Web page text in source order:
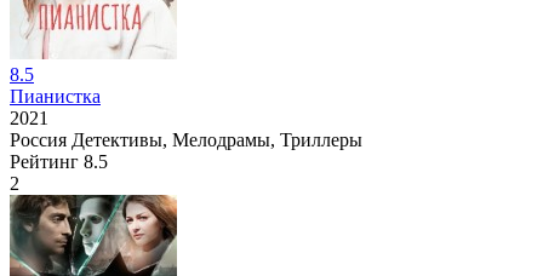
8.5
Пианистка
2021
Россия Детективы, Мелодрамы, Триллеры
Рейтинг 8.5
2